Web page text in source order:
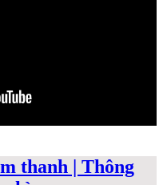
thanh | Thông